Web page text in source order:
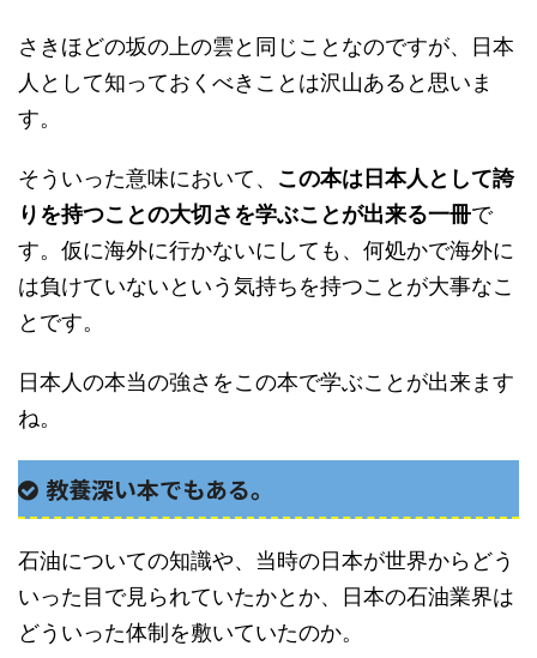
さきほどの坂の上の雲と同じことなのですが、日本
人として知っておくべきことは沢山あると思いま
す。
そういった意味において、 この本は日本人として誇
りを持つことの大切さを学ぶことが出来る一冊で
す。仮に海外に行かないにしても、何処かで海外に
は負けていないという気持ちを持つことが大事なこ
とです。
日本人の本当の強さをこの本で学ぶことが出来ます
ね。
教養深い本でもある。
石油についての知識や、当時の日本が世界からどう
いった目で見られていたかとか、日本の石油業界は
どういった体制を敷いていたのか。